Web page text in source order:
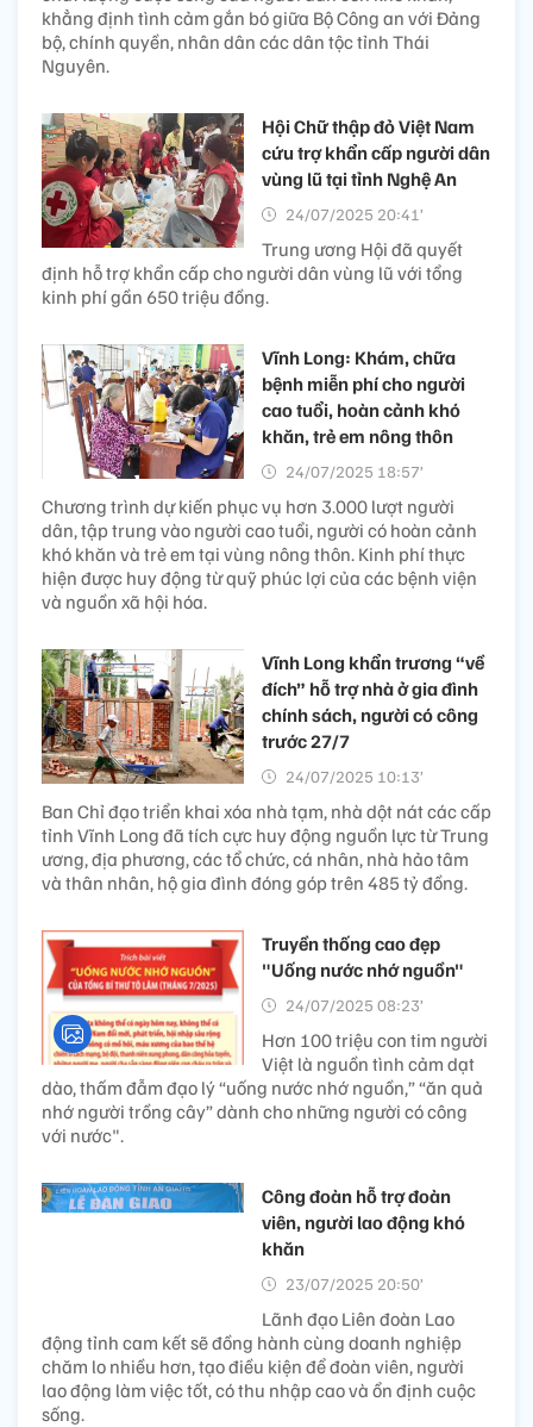
khẳng định tình cảm gắn bó giữa Bộ Công an với Đảng
bộ, chính quyền, nhân dân các dân tộc tỉnh Thái
Nguyên.
Hội Chữ thập đỏ Việt Nam
cứu trợ khẩn cấp người dân
vùng lũ tại tỉnh Nghệ An
24/07/2025 20:41’
Trung ương Hội đã quyết
định hỗ trợ khẩn cấp cho người dân vùng lũ với tổng
kinh phí gần 650 triệu đồng.
Vĩnh Long: Khám, chữa
bệnh miễn phí cho người
cao tuổi, hoàn cảnh khó
khăn, trẻ em nông thôn
24/07/2025 18:57’
Chương trình dự kiến phục vụ hơn 3.000 lượt người
dân, tập trung vào người cao tuổi, người có hoàn cảnh
khó khăn và trẻ em tại vùng nông thôn. Kinh phí thực
hiện được huy động từ quỹ phúc lợi của các bệnh viện
và nguồn xã hội hóa.
Vĩnh Long khẩn trương “về
đích” hỗ trợ nhà ở gia đình
chính sách, người có công
trước 27/7
24/07/2025 10:13’
Ban Chỉ đạo triển khai xóa nhà tạm, nhà dột nát các cấp
tỉnh Vĩnh Long đã tích cực huy động nguồn lực từ Trung
ương, địa phương, các tổ chức, cá nhân, nhà hảo tâm
và thân nhân, hộ gia đình đóng góp trên 485 tỷ đồng.
Truyền thống cao đẹp
"Uống nước nhớ nguồn"
24/07/2025 08:23’
Hơn 100 triệu con tim người
Việt là nguồn tình cảm dạt
dào, thấm đẫm đạo lý “uống nước nhớ nguồn,” “ăn quả
nhớ người trồng cây” dành cho những người có công
với nước".
Công đoàn hỗ trợ đoàn
viên, người lao động khó
khăn
23/07/2025 20:50’
Lãnh đạo Liên đoàn Lao
động tỉnh cam kết sẽ đồng hành cùng doanh nghiệp
chăm lo nhiều hơn, tạo điều kiện để đoàn viên, người
lao động làm việc tốt, có thu nhập cao và ổn định cuộc
sống.